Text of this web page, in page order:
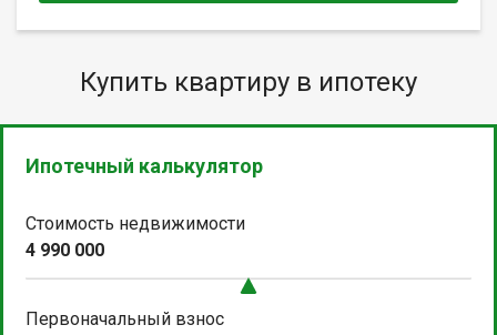
Купить квартиру в ипотеку
Ипотечный калькулятор
Стоимость недвижимости
4 990 000
Первоначальный взнос